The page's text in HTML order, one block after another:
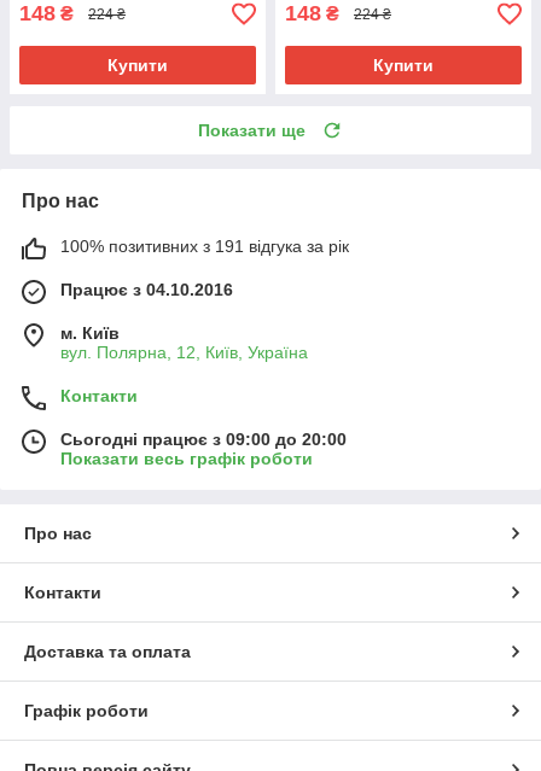
148 ₴ 224 ₴
Купити
148 ₴ 224 ₴
Купити
Показати ще
Про нас
100% позитивних з 191 відгука за рік
Працює з 04.10.2016
м. Київ
вул. Полярна, 12, Київ, Україна
Контакти
Сьогодні працює з 09:00 до 20:00
Показати весь графік роботи
Про нас
Контакти
Доставка та оплата
Графік роботи